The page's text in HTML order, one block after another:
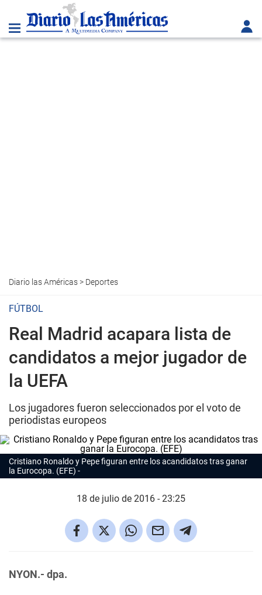
Diario las Américas> Deportes
FÚTBOL
Real Madrid acapara lista de
candidatos a mejor jugador de
la UEFA
Los jugadores fueron seleccionados por el voto de
periodistas europeos
Cristiano Ronaldo y Pepe figuran entre los acandidatos tras ganar
la Eurocopa. (EFE)
18 de julio de 2016 - 23:25
NYON.- dpa.